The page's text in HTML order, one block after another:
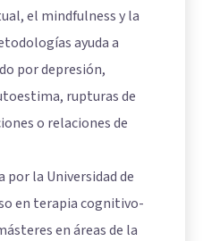
el mindfulness y la
ayuda a
por depresión,
rupturas de
o relaciones de
por la Universidad de
en terapia cognitivo-
en áreas de la